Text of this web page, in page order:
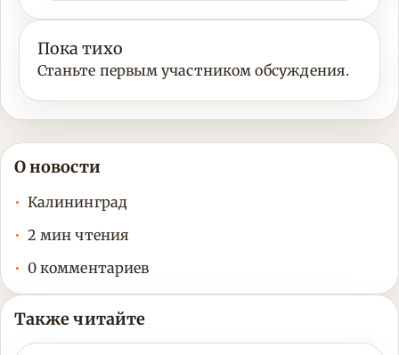
Пока тихо
Станьте первым участником обсуждения.
О новости
Калининград
2 мин чтения
0 комментариев
Также читайте